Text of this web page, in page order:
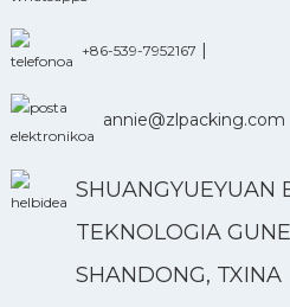
+86-539-7952167 |
annie@zlpacking.com
SHUANGYUEYUAN
TEKNOLOGIA
SHANDONG, TXINA